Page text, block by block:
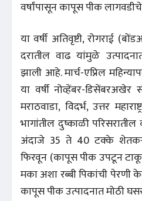
वर्षांपासून कापूस पीक
या वर्षी अतिवृष्टी, रोगराई
दरातील वाढ यांमुळे
झाली आहे. मार्च-एप्रिल
या वर्षी नोव्हेंबर-
मराठवाडा, विदर्भ, उत्तर
भागांतील दुष्काळी
अंदाजे 35 ते 40 टक्के
फिरवून (कापूस पीक उपटून
मका अशा रब्बी पिकांची
कापूस पीक उत्पादनात मोठी